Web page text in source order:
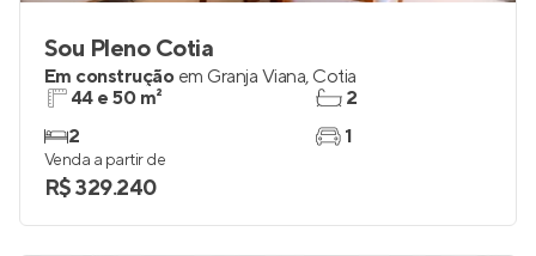
Sou Pleno Cotia
Em construção em Granja Viana, Cotia
44 e 50 m²
2
2
1
Venda a partir de
R$ 329.240